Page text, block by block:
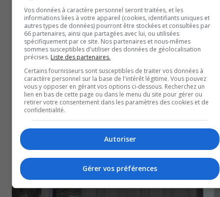
Rouyn-Noranda : Respecter la capacité de payer des
citoyens
17 Décembre 2024
ÉCONOMIE
Vos données à caractère personnel seront traitées, et les
informations liées à votre appareil (cookies, identifiants uniques et
autres types de données) pourront être stockées et consultées par
66 partenaires, ainsi que partagées avec lui, ou utilisées
spécifiquement par ce site. Nos partenaires et nous-mêmes
sommes susceptibles d'utiliser des données de géolocalisation
précises. Liste des partenaires.
Certains fournisseurs sont susceptibles de traiter vos données à
caractère personnel sur la base de l'intérêt légitime. Vous pouvez
vous y opposer en gérant vos options ci-dessous. Recherchez un
lien en bas de cette page ou dans le menu du site pour gérer ou
retirer votre consentement dans les paramètres des cookies et de
confidentialité.
Autoriser
Gérer vos préférences